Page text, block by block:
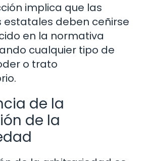
implica que las
estatales deben ceñirse
en la normativa
cualquier tipo de
o trato
de la
de la